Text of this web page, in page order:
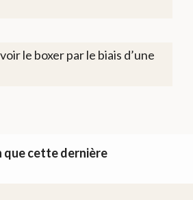
le boxer par le biais d’une
que cette dernière